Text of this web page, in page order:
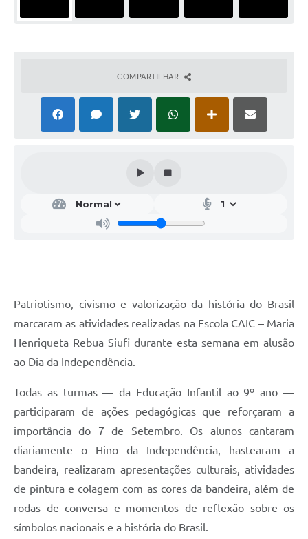
COMPARTILHAR
Patriotismo, civismo e valorização da história do Brasil
marcaram as atividades realizadas na Escola CAIC – Maria
Henriqueta Rebua Siufi durante esta semana em alusão
ao Dia da Independência.
Todas as turmas — da Educação Infantil ao 9º ano —
participaram de ações pedagógicas que reforçaram a
importância do 7 de Setembro. Os alunos cantaram
diariamente o Hino da Independência, hastearam a
bandeira, realizaram apresentações culturais, atividades
de pintura e colagem com as cores da bandeira, além de
rodas de conversa e momentos de reflexão sobre os
símbolos nacionais e a história do Brasil.